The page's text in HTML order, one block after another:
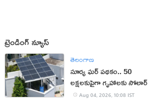
ట్రెండింగ్ న్యూస్
తెలంగాణ
సూర్య ఘర్ పథకం.. 50
లక్షలకుపైగా గృహాలకు సోలార్
Aug 04, 2026, 10:08 IST